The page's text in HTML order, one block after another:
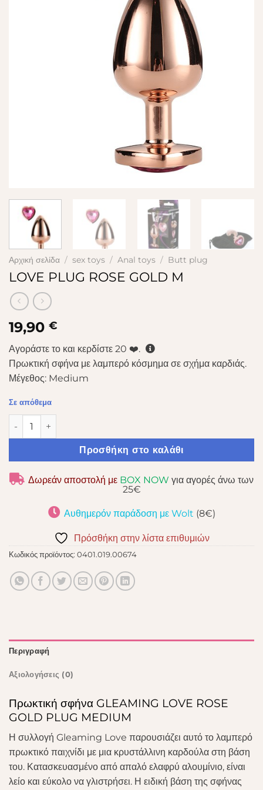
Αρχική σελίδα / sex toys / Anal toys / Butt plug
LOVE PLUG ROSE GOLD M
19,90 €
Αγοράστε το και κερδίστε 20 ❤️.
Πρωκτική σφήνα με λαμπερό κόσμημα σε σχήμα καρδιάς.
Μέγεθος: Medium
Σε απόθεμα
LOVE PLUG ROSE GOLD M ποσότητα
Προσθήκη στο καλάθι
Δωρεάν αποστολή με BOX NOW για αγορές άνω των
25€
Αυθημερόν παράδοση με Wolt (8€)
Πρόσθήκη στην λίστα επιθυμιών
Κωδικός προϊόντος: 0401.019.00674
Περιγραφή
Αξιολογήσεις (0)
Πρωκτική σφήνα GLEAMING LOVE ROSE
GOLD PLUG MEDIUM
Η συλλογή Gleaming Love παρουσιάζει αυτό το λαμπερό
πρωκτικό παιχνίδι με μια κρυστάλλινη καρδούλα στη βάση
του. Κατασκευασμένο από απαλό ελαφρύ αλουμίνιο, είναι
λείο και εύκολο να γλιστρήσει. Η ειδική βάση της σφήνας